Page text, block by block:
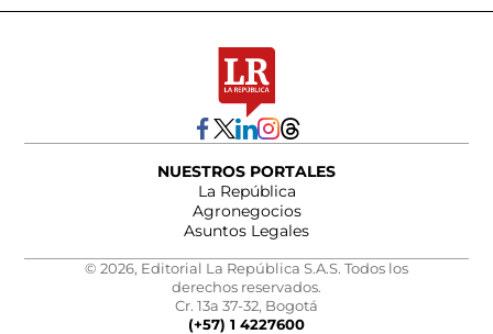
NUESTROS PORTALES
La República
Agronegocios
Asuntos Legales
© 2026, Editorial La República S.A.S. Todos los
derechos reservados.
Cr. 13a 37-32, Bogotá
(+57) 1 4227600